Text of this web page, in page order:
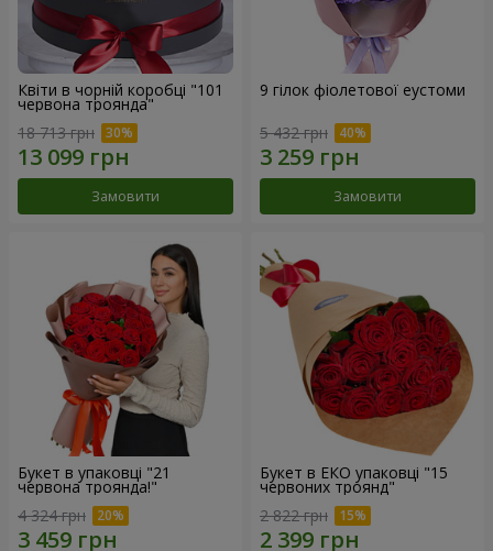
Квіти в чорній коробці "101
червона троянда"
18 713 грн
Замовити
9 гілок фіолетової еустоми
5 432 грн
Замовити
Букет в упаковці "21
червона троянда!"
4 324 грн
Букет в ЕКО упаковці "15
червоних троянд"
2 822 грн